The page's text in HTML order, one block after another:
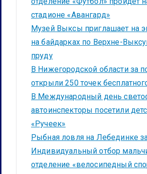
стадионе «Авангард»
Музей Выксы приглашает на
на байдарках по Верхне-
пруду
В Нижегородской области за
открыли 250 точек
В Международный день
автоинспекторы посетили
«Ручеек»
Рыбная ловля на Лебединке
Индивидуальный отбор
отделение «велосипедный